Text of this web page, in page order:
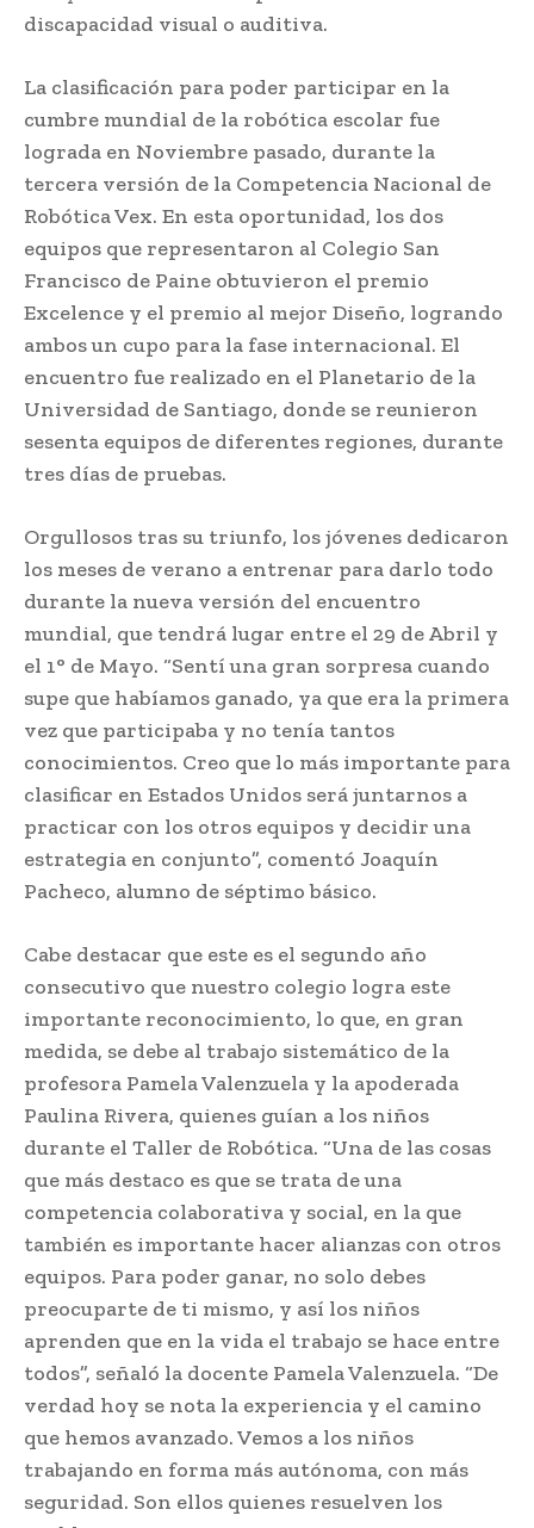
discapacidad visual o auditiva.
La clasificación para poder participar en la
cumbre mundial de la robótica escolar fue
lograda en Noviembre pasado, durante la
tercera versión de la Competencia Nacional de
Robótica Vex. En esta oportunidad, los dos
equipos que representaron al Colegio San
Francisco de Paine obtuvieron el premio
Excelence y el premio al mejor Diseño, logrando
ambos un cupo para la fase internacional. El
encuentro fue realizado en el Planetario de la
Universidad de Santiago, donde se reunieron
sesenta equipos de diferentes regiones, durante
tres días de pruebas.
Orgullosos tras su triunfo, los jóvenes dedicaron
los meses de verano a entrenar para darlo todo
durante la nueva versión del encuentro
mundial, que tendrá lugar entre el 29 de Abril y
el 1° de Mayo. “Sentí una gran sorpresa cuando
supe que habíamos ganado, ya que era la primera
vez que participaba y no tenía tantos
conocimientos. Creo que lo más importante para
clasificar en Estados Unidos será juntarnos a
practicar con los otros equipos y decidir una
estrategia en conjunto”, comentó Joaquín
Pacheco, alumno de séptimo básico.
Cabe destacar que este es el segundo año
consecutivo que nuestro colegio logra este
importante reconocimiento, lo que, en gran
medida, se debe al trabajo sistemático de la
profesora Pamela Valenzuela y la apoderada
Paulina Rivera, quienes guían a los niños
durante el Taller de Robótica. “Una de las cosas
que más destaco es que se trata de una
competencia colaborativa y social, en la que
también es importante hacer alianzas con otros
equipos. Para poder ganar, no solo debes
preocuparte de ti mismo, y así los niños
aprenden que en la vida el trabajo se hace entre
todos”, señaló la docente Pamela Valenzuela. “De
verdad hoy se nota la experiencia y el camino
que hemos avanzado. Vemos a los niños
trabajando en forma más autónoma, con más
seguridad. Son ellos quienes resuelven los